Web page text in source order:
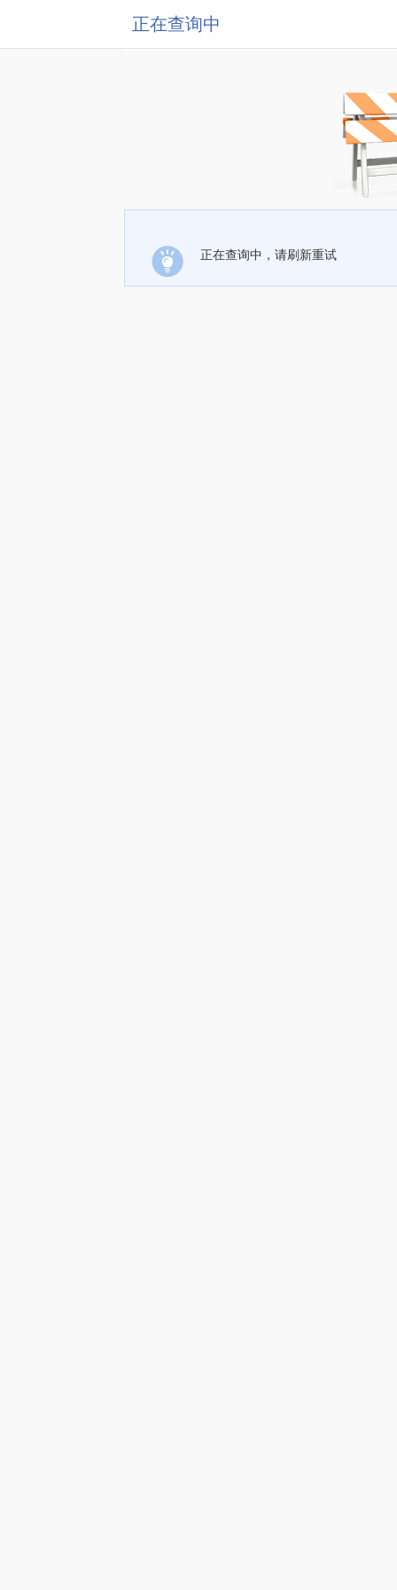
正在查询中
正在查询中，请刷新重试